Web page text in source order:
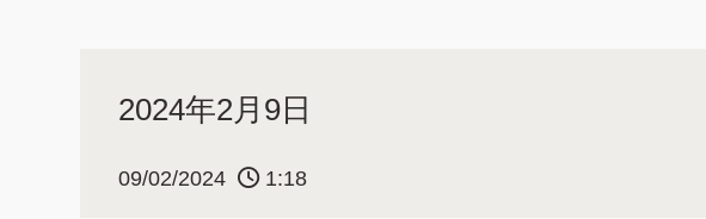
2024年2月9日
09/02/2024 1:18